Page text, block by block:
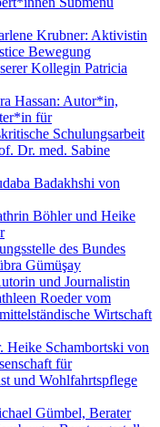
Krubner: Aktivistin
Bewegung
Kollegin Patricia
Hassan: Autor*in,
für
Schulungsarbeit
Dr. med. Sabine
Badakhshi von
Böhler und Heike
des Bundes
Gümüşay
und Journalistin
Roeder vom
Wirtschaft
Heike Schambortski von
für
und Wohlfahrtspflege
Gümbel, Berater